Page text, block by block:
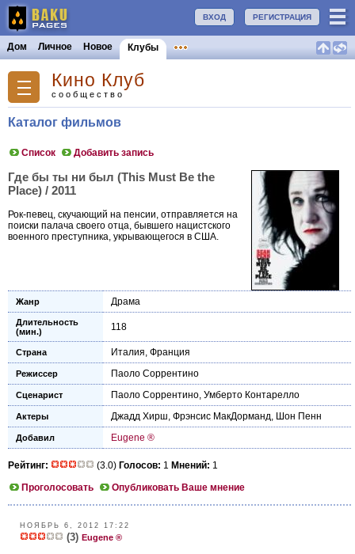
РЕГИСТРАЦИЯ
ВХОД
Дом Личное Новое Клубы
Кино Клуб
сообщество
Каталог фильмов
Список Добавить запись
Где бы ты ни был (This Must Be the
Place) / 2011
Рок-певец, скучающий на пенсии, отправляется на
поиски палача своего отца, бывшего нацистского
военного преступника, укрывающегося в США.
Жанр Драма
Длительность
(мин.)
118
Страна Италия, Франция
Режиссер Паоло Соррентино
Сценарист Паоло Соррентино, Умберто Контарелло
Актеры Джадд Хирш, Фрэнсис МакДорманд, Шон Пенн
Добавил Eugene ®
Рейтинг: (3.0) Голосов: 1 Мнений: 1
Проголосовать
Опубликовать Ваше мнение
НОЯБРЬ 6, 2012 17:22
(3) Eugene ®